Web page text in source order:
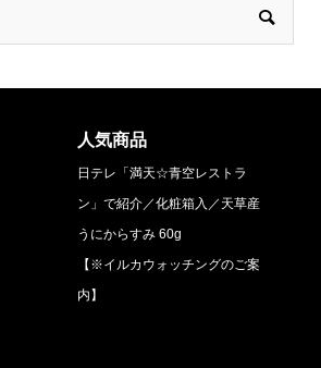
人気商品
日テレ「満天☆青空レストラ
ン」で紹介／化粧箱入／天草産
うにからすみ 60g
【※イルカウォッチングのご案
内】